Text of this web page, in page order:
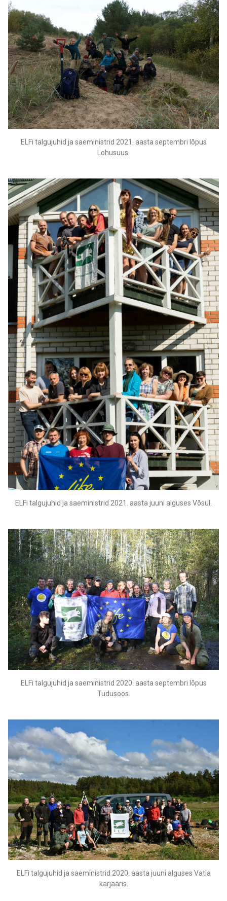
ELFi talgujuhid ja saeministrid 2021. aasta septembri lõpus
Lohusuus.
ELFi talgujuhid ja saeministrid 2021. aasta juuni alguses Võsul.
ELFi talgujuhid ja saeministrid 2020. aasta septembri lõpus
Tudusoos.
ELFi talgujuhid ja saeministrid 2020. aasta juuni alguses Vatla
karjääris.